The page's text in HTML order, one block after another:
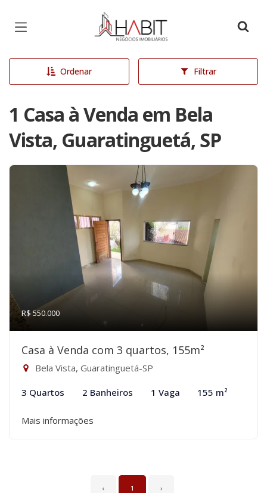
Página inicial
Ordenar Filtrar
1 Casa à Venda em Bela
Vista, Guaratinguetá, SP
R$ 550.000
Casa à Venda com 3 quartos, 155m²
Bela Vista, Guaratinguetá-SP
3 Quartos 2 Banheiros 1 Vaga 155 m²
Mais informações
‹ 1 ›